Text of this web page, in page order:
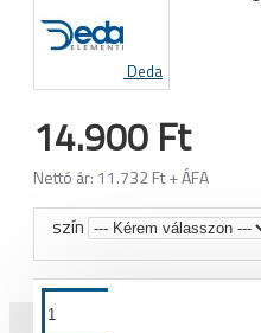
Deda
14.900 Ft
Nettó ár: 11.732 Ft + ÁFA
szín